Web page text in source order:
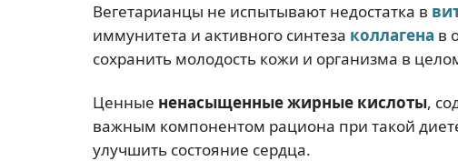
Вегетарианцы не испытывают недостатка в
иммунитета и активного синтеза коллагена в
сохранить молодость кожи и организма в
Ценные ненасыщенные жирные кислоты,
важным компонентом рациона при такой
улучшить состояние сердца.